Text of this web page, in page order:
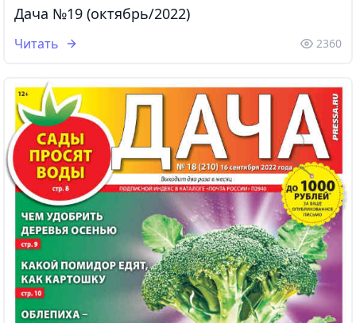
Дача №19 (октябрь/2022)
Читать 2360